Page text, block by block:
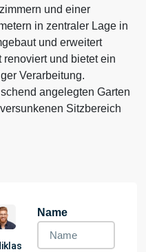
und einer
in zentraler Lage in
und erweitert
und bietet ein
Verarbeitung.
angelegten Garten
Sitzbereich
Name